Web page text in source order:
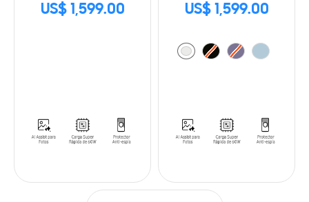
US$ 1,599.00 US$ 1,599.00